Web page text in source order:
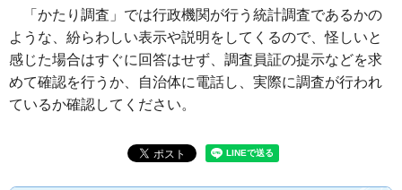
「かたり調査」では行政機関が行う統計調査であるかの
ような、紛らわしい表示や説明をしてくるので、怪しいと
感じた場合はすぐに回答はせず、調査員証の提示などを求
めて確認を行うか、自治体に電話し、実際に調査が行われ
ているか確認してください。